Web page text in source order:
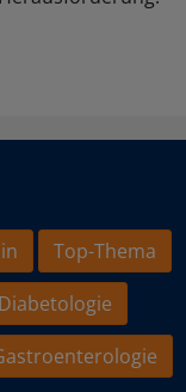
Top-Thema
Diabetologie